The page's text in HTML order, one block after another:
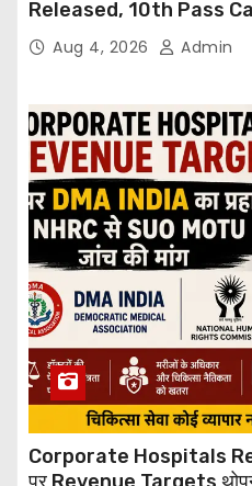
Released, 10th Pass
Through Email
Aug 4, 2026 Admin
Corporate Hospitals